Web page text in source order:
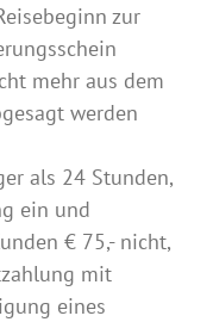
zur
mehr aus dem
werden
als 24 Stunden,
ein und
€ 75,- nicht,
mit
eines